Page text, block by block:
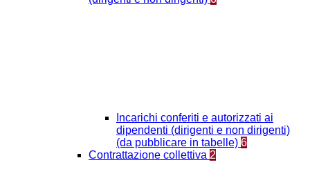
Incarichi conferiti e autorizzati ai
dipendenti (dirigenti e non dirigenti)
(da pubblicare in tabelle) 6
Contrattazione collettiva 2